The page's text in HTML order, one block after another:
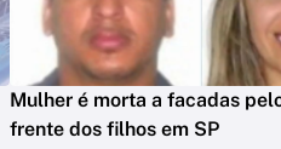
Mulher é morta a facadas
frente dos filhos em SP